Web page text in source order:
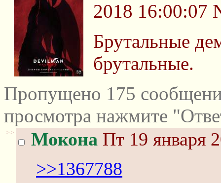
2018 16:00:07
Брутальные
брутальные.
Пропущено 175
просмотра нажмите
>> Мокона Пт 19 января
>>1367788